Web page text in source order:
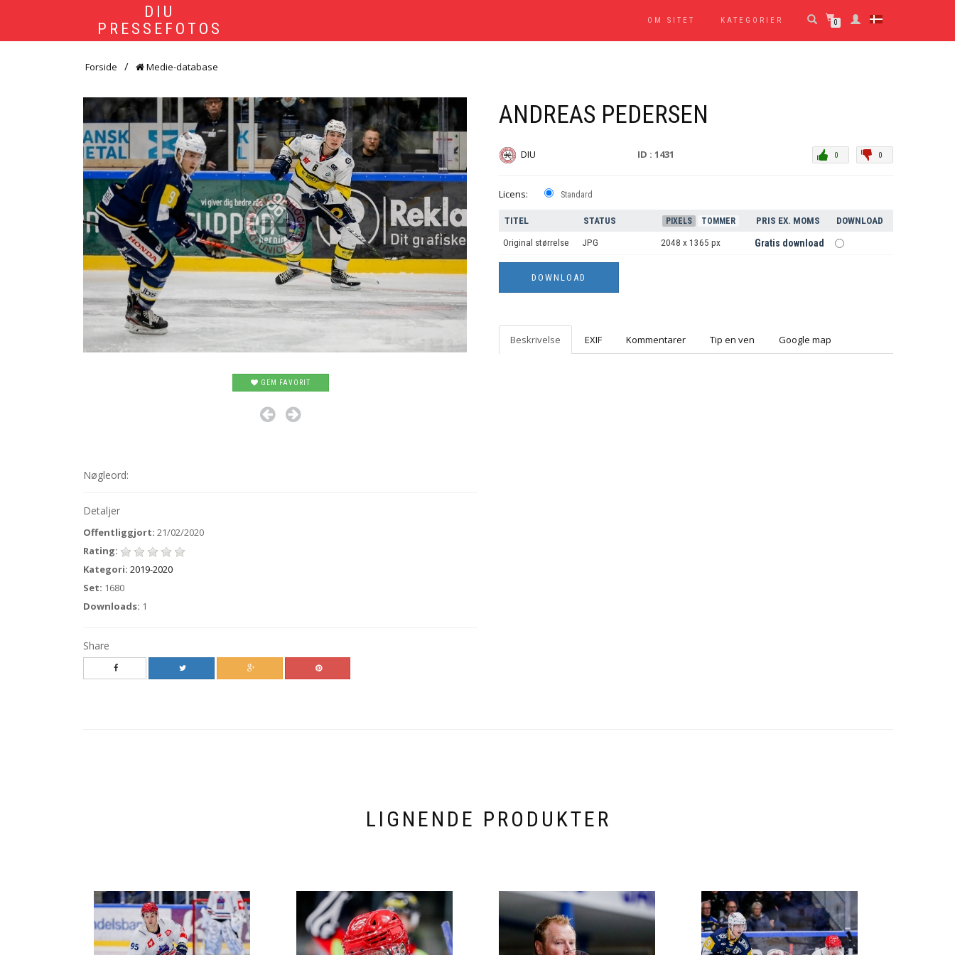
DIU
PRESSEFOTOS
OM SITET KATEGORIER 0
Forside Medie-database
GEM FAVORIT
Nøgleord:
Detaljer
Offentliggjort: 21/02/2020
Rating:
Kategori: 2019-2020
Set: 1680
Downloads: 1
Share
ANDREAS PEDERSEN
DIU ID : 1431 0
0
Licens: Standard
TITEL STATUS PIXELS TOMMER PRIS EX. MOMS DOWNLOAD
Original størrelse JPG 2048 x 1365 px Gratis download
Beskrivelse EXIF Kommentarer Tip en ven Google map
LIGNENDE PRODUKTER